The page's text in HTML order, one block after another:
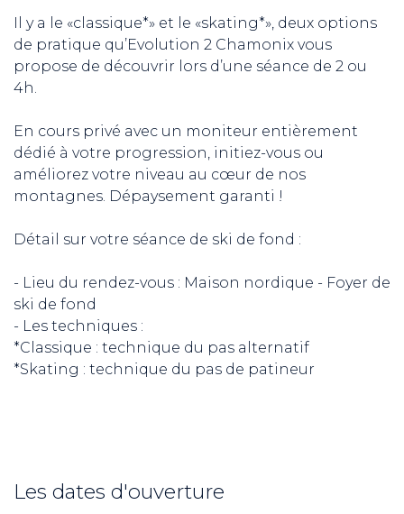
Il y a le «classique*» et le «skating*», deux options
de pratique qu’Evolution 2 Chamonix vous
propose de découvrir lors d’une séance de 2 ou
4h.
En cours privé avec un moniteur entièrement
dédié à votre progression, initiez-vous ou
améliorez votre niveau au cœur de nos
montagnes. Dépaysement garanti !
Détail sur votre séance de ski de fond :
- Lieu du rendez-vous : Maison nordique - Foyer de
ski de fond
- Les techniques :
*Classique : technique du pas alternatif
*Skating : technique du pas de patineur
Les dates d'ouverture